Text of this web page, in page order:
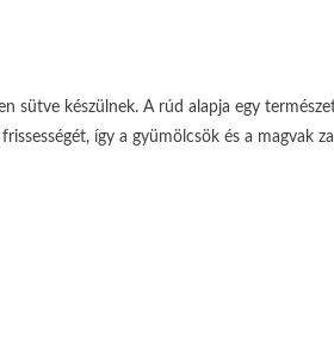
sütve készülnek. A rúd alapja egy
így a gyümölcsök és a magvak